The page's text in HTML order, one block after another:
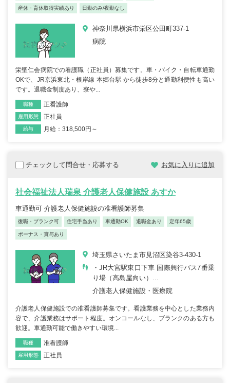
産休・育休取得実績あり 日勤のみ/夜勤なし
神奈川県横浜市栄区公田町337-1
病院
栄聖仁会病院での看護職（正社員）募集です。車・バイク・自転車通勤
OKで、JR京浜東北・根岸線 本郷台駅 から徒歩8分と通勤利便性も高い
です。退職金制度あり、寮や...
職種 正看護師
雇用形態 正社員
給与 月給：318,500円～
チェックして問合せ・応募する お気に入りに追加
社会福祉法人瑞泉 介護老人保健施設 あすか
車通勤可 介護老人保健施設の准看護師募集
復職・ブランク可 住宅手当あり 車通勤OK 退職金あり 定年65歳
ボーナス・賞与あり
埼玉県さいたま市見沼区染谷3-430-1
・JR大宮駅東口下車 国際興行バス7番乗
り場（高島屋向い）...
介護老人保健施設・医療院
介護老人保健施設での准看護師募集です。看護業務を中心とした業務内
容で、介護業務はサポート程度。オンコールなし、ブランクのある方も
歓迎。車通勤可能で働きやすい環境...
職種 准看護師
雇用形態 正社員